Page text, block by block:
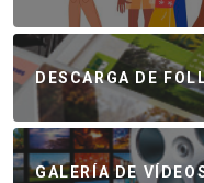
DESCARGA DE
GALERÍA DE